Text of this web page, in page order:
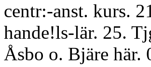
centr:-anst. kurs.
hande!ls-lär. 25.
Åsbo o. Bjäre här.